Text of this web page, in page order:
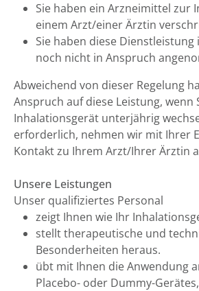
Sie haben ein Arzneimittel zur
einem Arzt/einer Ärztin
Sie haben diese Dienstleistung
noch nicht in Anspruch
Abweichend von dieser Regelung
Anspruch auf diese Leistung, wenn
Inhalationsgerät unterjährig
erforderlich, nehmen wir mit Ihrer
Kontakt zu Ihrem Arzt/Ihrer Ärztin
Unsere Leistungen
Unser qualifiziertes Personal
zeigt Ihnen wie Ihr
stellt therapeutische und
Besonderheiten heraus.
übt mit Ihnen die Anwendung
Placebo- oder Dummy-